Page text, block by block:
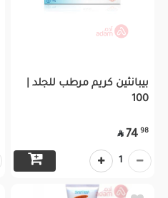
بيبانثين كريم مرطب للجلد |
100
98
74

1